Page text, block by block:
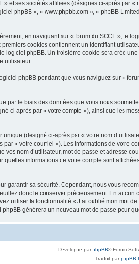
et ses sociétés affiliées (désignés ci-après par
phpBB », « www.phpbb.com », « phpBB
en naviguant sur « forum du SCCF », le
cookies contiennent un identifiant
logiciel phpBB. Un troisième cookie sera créé
utilisateur.
phpBB pendant que vous naviguez sur «
par le biais des données que vous nous
ci-après par « votre compte »), ainsi que les
unique (désigné ci-après par « votre nom
« votre courriel »). Les informations de votre
vos nom d’utilisateur, mot de passe et adresse
quelles informations de votre compte sont
garantir sa sécurité. Cependant, nous vous
donc le conserver précieusement. En
utiliser la fonctionnalité « J’ai oublié mon mot
générera un nouveau mot de passe pour
Développé parphpBB® Forum
Traduit parphpBB-